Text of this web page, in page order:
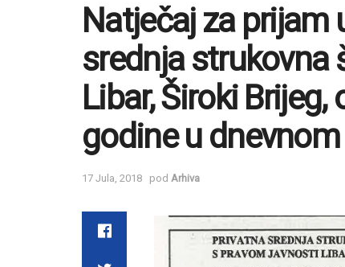
Natječaj za prijam
srednja strukovna
Libar, Široki
godine u dnevnom
17 Jula, 2018 pod Arhiva